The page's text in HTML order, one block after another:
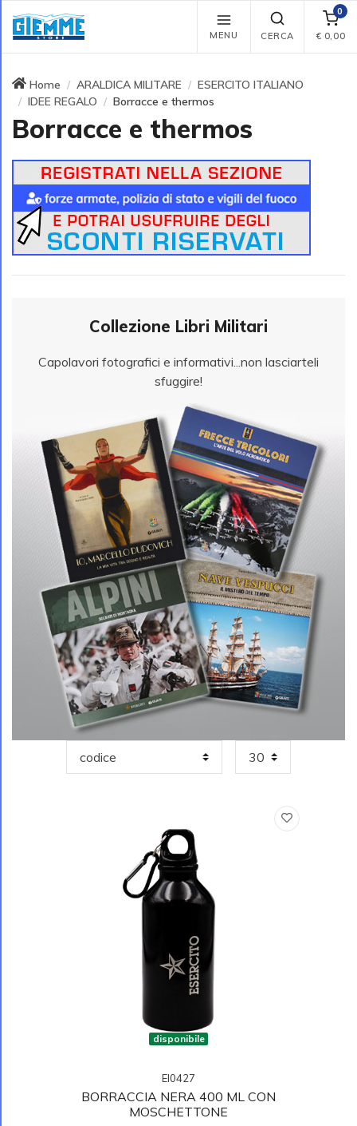
MENU CERCA
0
€ 0,00
Home ARALDICA MILITARE
ESERCITO ITALIANO
IDEE REGALO
Borracce e thermos
Borracce e thermos
Collezione Libri Militari
Capolavori fotografici e informativi...non lasciarteli
sfuggire!
disponibile
EI0427
BORRACCIA NERA 400 ML CON
MOSCHETTONE